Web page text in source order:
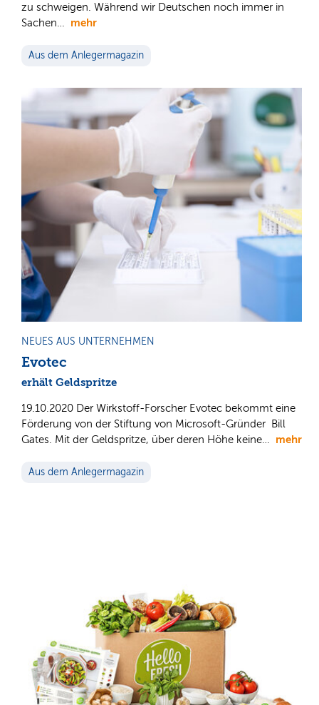
zu schweigen. Während wir Deutschen noch immer in
Sachen… mehr
Aus dem Anlegermagazin
NEUES AUS UNTERNEHMEN
Evotec
erhält Geldspritze
19.10.2020 Der Wirkstoff-Forscher Evotec bekommt eine
Förderung von der Stiftung von Microsoft-Gründer Bill
Gates. Mit der Geldspritze, über deren Höhe keine… mehr
Aus dem Anlegermagazin